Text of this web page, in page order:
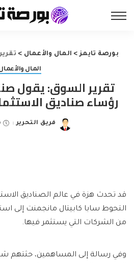
بورصة تايمز> المال والأعمال > تقرير
المال
تقرير السوق: يقول
رؤساء صناديق
Posted
فريق التحرير
قد تحدث هزة في عالم الصناديق
التحوط سابا كابيتال مانجمنت إلى
من الشركات التي يستثمر فيها.
وفي رسالة إلى المساهمين، حثتهم